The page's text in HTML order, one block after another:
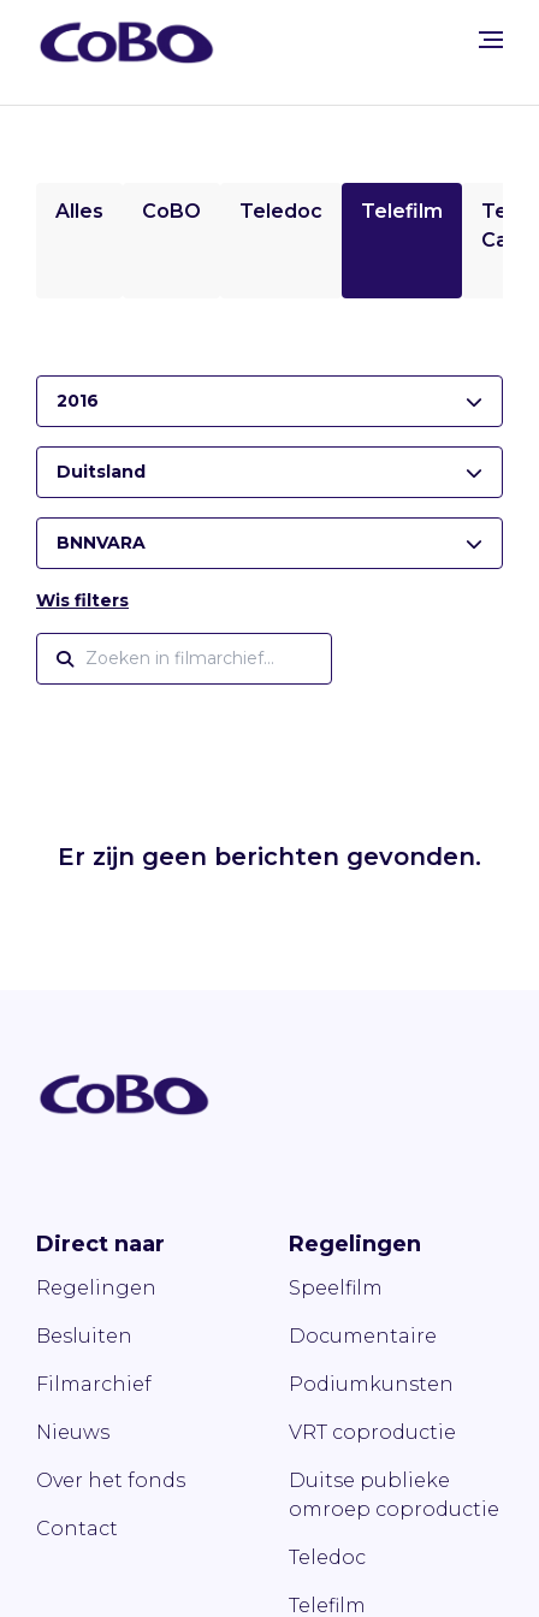
Alles CoBO Teledoc Telefilm
2016
Duitsland
BNNVARA
Wis filters
Er zijn geen berichten gevonden.
Direct naar
Regelingen
Besluiten
Filmarchief
Nieuws
Over het fonds
Contact
Regelingen
Speelfilm
Documentaire
Podiumkunsten
VRT coproductie
Duitse publieke
omroep coproductie
Teledoc
Telefilm